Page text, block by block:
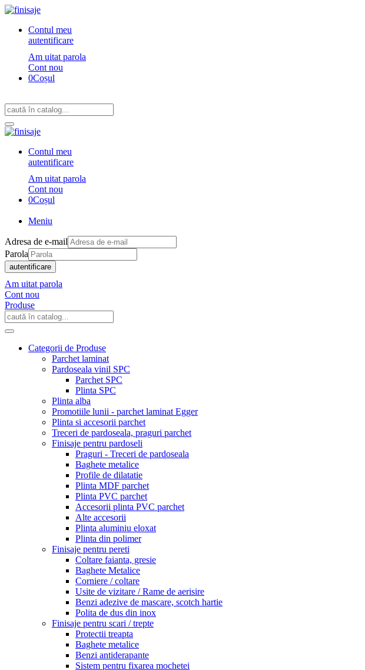
Contul meu
autentificare
Am uitat parola
Cont nou
0Coșul
Contul meu
autentificare
Am uitat parola
Cont nou
0Coșul
Meniu
Adresa de e-mail
Parola
autentificare
Am uitat parola
Cont nou
Produse
Categorii de Produse
Parchet laminat
Pardoseala vinil SPC
Parchet SPC
Plinta SPC
Plinta alba
Promotiile lunii - parchet laminat Egger
Plinta si accesorii parchet
Treceri de pardoseala, praguri parchet
Finisaje pentru pardoseli
Praguri - Treceri de pardoseala
Baghete metalice
Profile de dilatatie
Plinta MDF parchet
Plinta PVC parchet
Accesorii plinta PVC parchet
Alte accesorii
Plinta aluminiu eloxat
Plinta din polimer
Finisaje pentru pereti
Coltare faianta, gresie
Baghete Metalice
Corniere / coltare
Usite de vizitare / Rame de aerisire
Benzi adezive de mascare, scotch hartie
Polita de dus din inox
Finisaje pentru scari / trepte
Protectii treapta
Baghete metalice
Benzi antiderapante
Sistem pentru fixarea mochetei